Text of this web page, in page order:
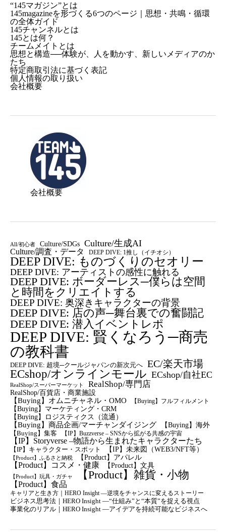
“145マガジン”とは
145magazineを形づくる6つのページ｜思想・共鳴・循環
の全体ガイド
145チャンネルとは
145とは何？
チームメイトとは
思想と構造──体験が、人を動かす、新しいメディアのか
たち
特定商取引法に基づく表記
個人情報の取り扱い
会社概要
会社概要
All/初心者 Culture/SDGs Culture/生成AI
Culture/調査・データ DEEP DIVE: 1推し（イチオシ）
DEEP DIVE: ものづくりのセオリー
DEEP DIVE: アーティストの感性に触れる
DEEP DIVE: ボーダーレス─僕らは空間
と時間をクリエイトする
DEEP DIVE: 奥深きキャラクターの背景
DEEP DIVE: 店の声─舞台裏での奮闘記
DEEP DIVE: 潜入イベントレポ
DEEP DIVE: 賢くなろう─商売
の教科書
DEEP DIVE: 超境─クールジャパンの新次元へ EC/楽天市場
ECshop/オンラインモール ECshop/自社EC
RealShop/スーパーマーケット RealShop/専門店
RealShop/百貨店・商業施設
【Buying】オムニチャネル・OMO
【Buying】フルフィルメント
【Buying】マーケティング・CRM
【buying】ロジスティクス（流通）
【Buying】商品企画/マーチャンダイジング 【Buying】海外
【Buying】集客 【IP】Buzzverse – SNSから拡がる共感の宇宙
【IP】Storyverse –物語から生まれたキャラクターたち
【IP】キャラクター・スポット 【IP】未来図（WEB3/NFT等）
【Product】ふるさと納税 【Product】アパレル
【Product】コスメ・健康 【Product】文具
【Product】玩具・ガチャ 【Product】雑貨・小物
【Product】食品
キャリアと生き方｜HERO Insight —逆境をチャンスに変えるストーリー
ビジネス思考法｜HERO Insight —“仕組み”と“本質”を捉える視点
事業化のリアル｜HERO Insight —アイデアを持続可能なビジネスへ